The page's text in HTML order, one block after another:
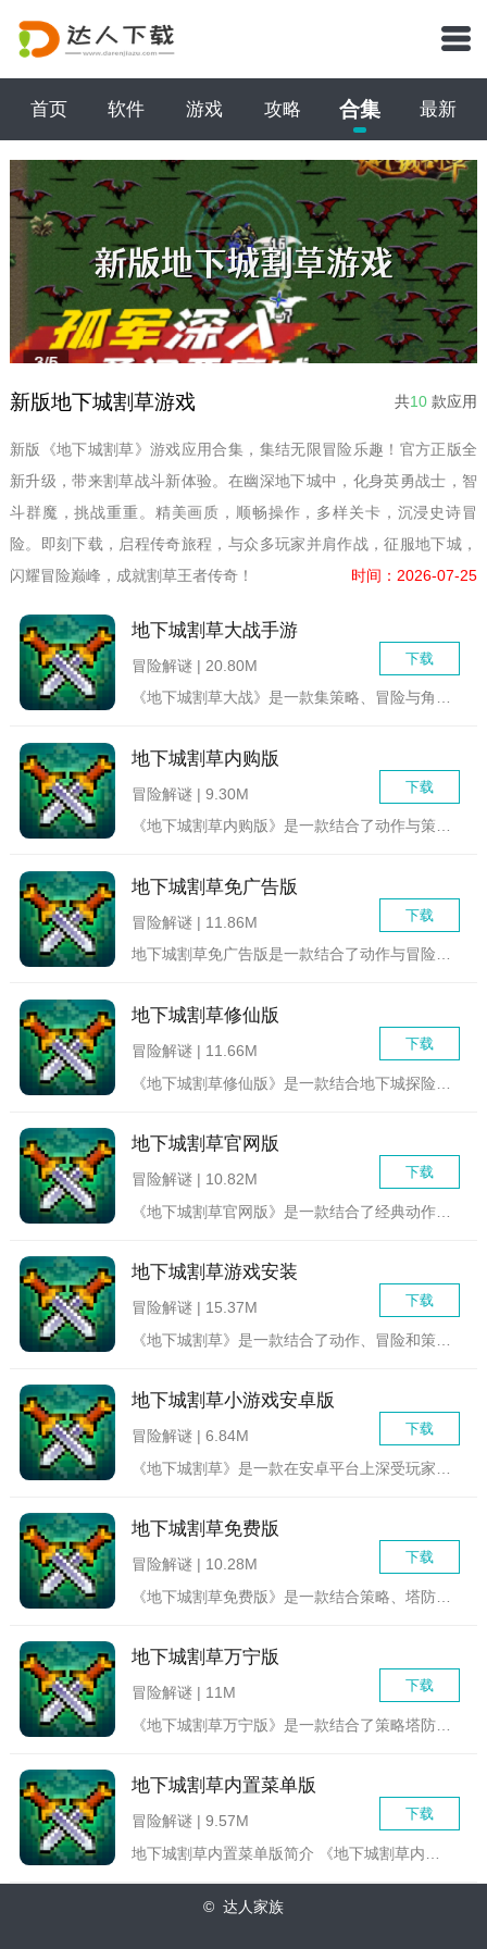
首页 软件 游戏 攻略 合集 最新
新版地下城割草游戏 共10 款应用
新版《地下城割草》游戏应用合集，集结无限冒险乐趣！官方正版全
新升级，带来割草战斗新体验。在幽深地下城中，化身英勇战士，智
斗群魔，挑战重重。精美画质，顺畅操作，多样关卡，沉浸史诗冒
险。即刻下载，启程传奇旅程，与众多玩家并肩作战，征服地下城，
闪耀冒险巅峰，成就割草王者传奇！
时间：2026-07-25
地下城割草大战手游
下载
冒险解谜 | 20.80M
《地下城割草大战》是一款集策略、冒险与角色扮演于一体的手游，...
地下城割草内购版
下载
冒险解谜 | 9.30M
《地下城割草内购版》是一款结合了动作与策略元素的休闲冒险游戏...
地下城割草免广告版
下载
冒险解谜 | 11.86M
地下城割草免广告版是一款结合了动作与冒险元素的休闲游戏。玩家...
地下城割草修仙版
下载
冒险解谜 | 11.66M
地下城割草官网版
下载
冒险解谜 | 10.82M
地下城割草游戏安装
下载
冒险解谜 | 15.37M
地下城割草小游戏安卓版
下载
冒险解谜 | 6.84M
地下城割草免费版
下载
冒险解谜 | 10.28M
地下城割草万宁版
下载
冒险解谜 | 11M
地下城割草内置菜单版
下载
冒险解谜 | 9.57M
© 达人家族